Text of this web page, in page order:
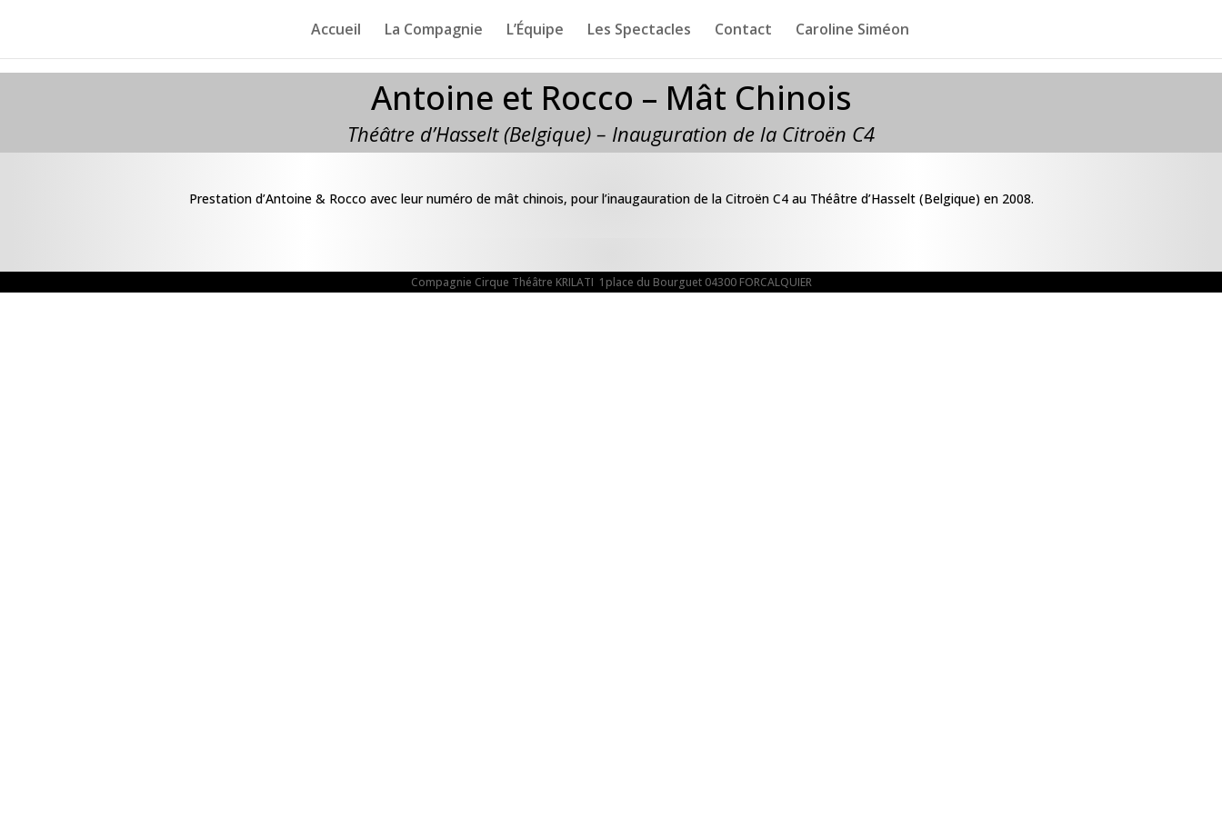
Accueil La Compagnie L’Équipe Les Spectacles Contact Caroline Siméon
Antoine et Rocco – Mât Chinois
Théâtre d’Hasselt (Belgique) – Inauguration de la Citroën C4
Prestation d’Antoine & Rocco avec leur numéro de mât chinois, pour l’inaugauration de la Citroën C4 au Théâtre d’Hasselt (Belgique) en 2008.
Compagnie Cirque Théâtre KRILATI 1place du Bourguet 04300 FORCALQUIER